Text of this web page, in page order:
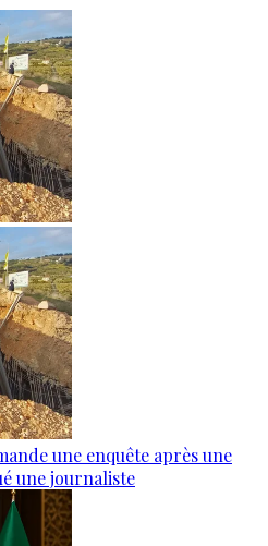
une enquête après une
une journaliste